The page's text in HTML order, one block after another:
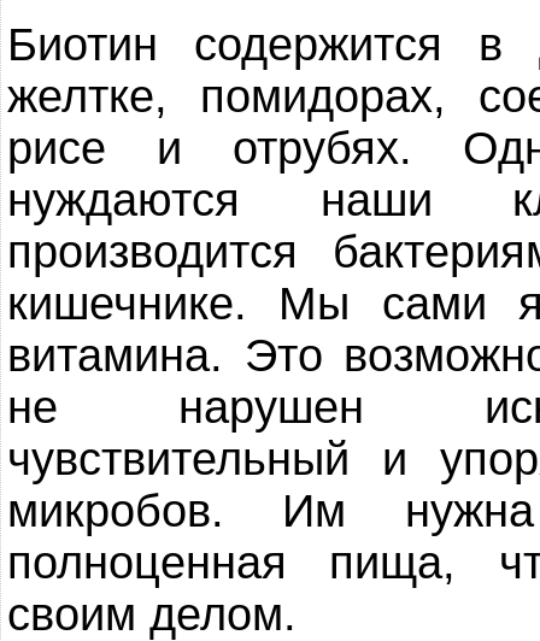
Биотин содержится
желтке, помидорах,
рисе и отрубях.
нуждаются наши
производится
кишечнике. Мы сами
витамина. Это
не нарушен
чувствительный и
микробов. Им
полноценная пища,
своим делом.